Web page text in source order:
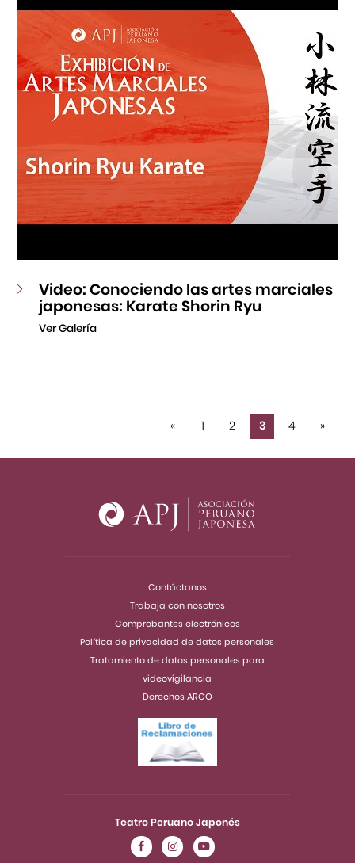
Video: Conociendo las artes marciales
japonesas: Karate Shorin Ryu
Ver Galería
« 1 2 3 4 »
Teatro Peruano Japonés
Contáctanos
Trabaja con nosotros
Comprobantes electrónicos
Política de privacidad de datos personales
Tratamiento de datos personales para
videovigilancia
Derechos ARCO